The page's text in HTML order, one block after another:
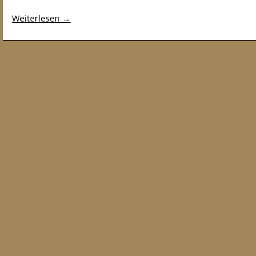
Weiterlesen →